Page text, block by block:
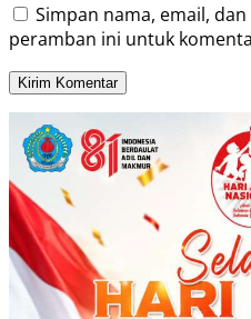
Simpan nama, email,
peramban ini untuk